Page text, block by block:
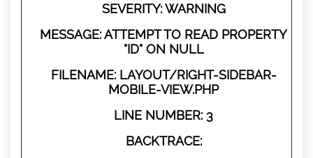
SEVERITY: WARNING
MESSAGE: ATTEMPT TO READ PROPERTY
"ID" ON NULL
FILENAME: LAYOUT/RIGHT-SIDEBAR-
MOBILE-VIEW.PHP
LINE NUMBER: 3
BACKTRACE: